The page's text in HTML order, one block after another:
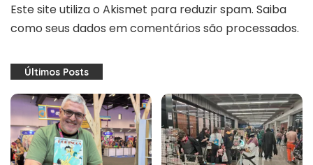
Este site utiliza o Akismet para reduzir spam. Saiba
como seus dados em comentários são processados.
Últimos Posts